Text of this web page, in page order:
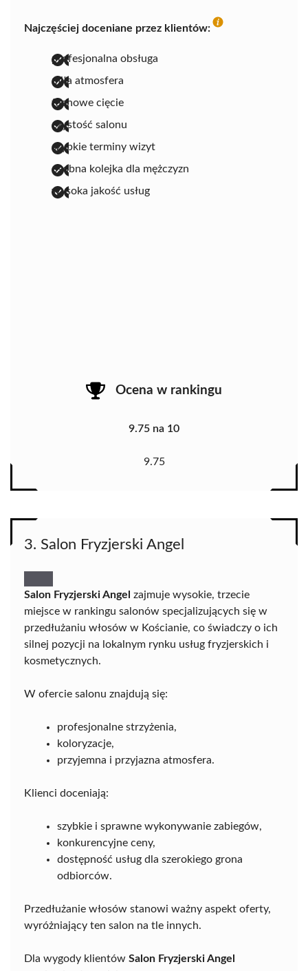
Najczęściej doceniane przez klientów:
profesjonalna obsługa
miła atmosfera
fachowe cięcie
czystość salonu
szybkie terminy wizyt
osobna kolejka dla mężczyzn
wysoka jakość usług
Ocena w rankingu
9.75 na 10
9.75
3. Salon Fryzjerski Angel
Salon Fryzjerski Angel zajmuje wysokie, trzecie
miejsce w rankingu salonów specjalizujących się w
przedłużaniu włosów w Kościanie, co świadczy o ich
silnej pozycji na lokalnym rynku usług fryzjerskich i
kosmetycznych.
W ofercie salonu znajdują się:
profesjonalne strzyżenia,
koloryzacje,
przyjemna i przyjazna atmosfera.
Klienci doceniają:
szybkie i sprawne wykonywanie zabiegów,
konkurencyjne ceny,
dostępność usług dla szerokiego grona
odbiorców.
Przedłużanie włosów stanowi ważny aspekt oferty,
wyróżniający ten salon na tle innych.
Dla wygody klientów Salon Fryzjerski Angel